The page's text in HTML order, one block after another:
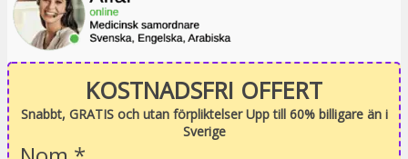
KOSTNADSFRI OFFERT
Snabbt, GRATIS och utan förpliktelser Upp till 60% billigare än i
Sverige